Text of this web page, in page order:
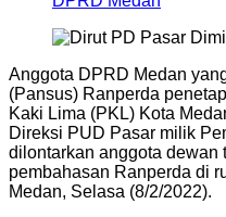
Anggota DPRD Medan
(Pansus) Ranperda
Kaki Lima (PKL) Kota
Direksi PUD Pasar milik
dilontarkan anggota dewan
pembahasan Ranperda di
Medan, Selasa (8/2/2022).